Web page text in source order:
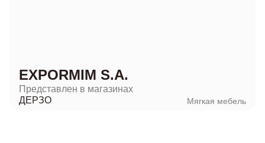
EXPORMIM S.A.
Представлен в магазинах
ДЕРЗО
Мягкая мебель